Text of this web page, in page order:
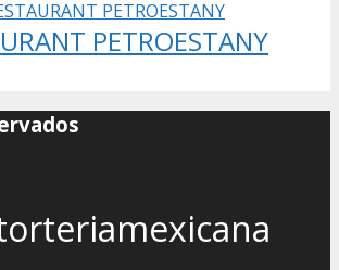
PETROESTANY